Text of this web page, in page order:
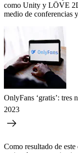
como Unity y LÖVE
medio de conferencias
OnlyFans ‘gratis’: tres
2023
Como resultado de